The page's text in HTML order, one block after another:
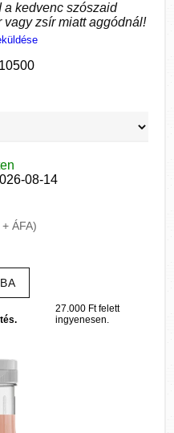
a kedvenc szószaid
zsír miatt aggódnál!
08-14
ÁFA)
27.000 Ft felett
ingyenesen.